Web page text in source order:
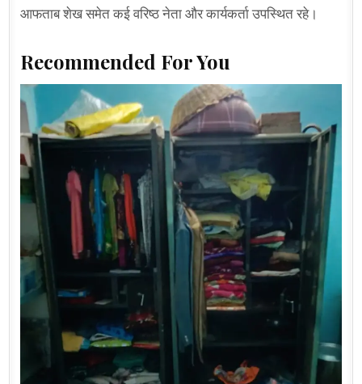
आफताब शेख समेत कई वरिष्ठ नेता और कार्यकर्ता उपस्थित रहे।
Recommended For You